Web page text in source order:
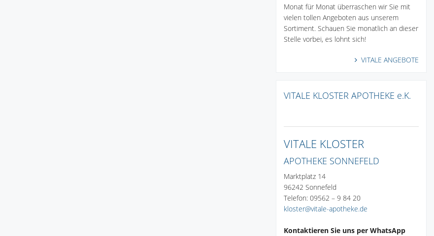
Monat für Monat überraschen wir Sie mit
vielen tollen Angeboten aus unserem
Sortiment. Schauen Sie monatlich an dieser
Stelle vorbei, es lohnt sich!
VITALE ANGEBOTE
VITALE KLOSTER APOTHEKE e.K.
VITALE KLOSTER
APOTHEKE SONNEFELD
Marktplatz 14
96242 Sonnefeld
Telefon: 09562 – 9 84 20
kloster@vitale-apotheke.de
Kontaktieren Sie uns per WhatsApp